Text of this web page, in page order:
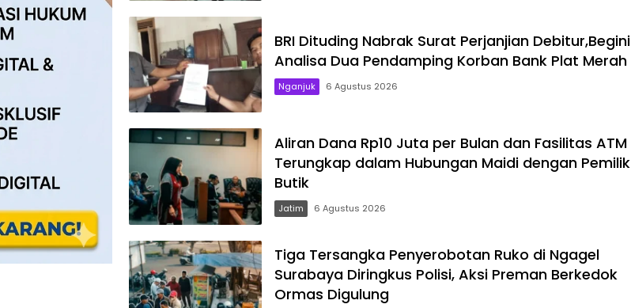
BRI Dituding Nabrak Surat Perjanjian Debitur,Begini
Analisa Dua Pendamping Korban Bank Plat Merah
Nganjuk 6 Agustus 2026
Aliran Dana Rp10 Juta per Bulan dan Fasilitas ATM
Terungkap dalam Hubungan Maidi dengan Pemilik
Butik
Jatim 6 Agustus 2026
Tiga Tersangka Penyerobotan Ruko di Ngagel
Surabaya Diringkus Polisi, Aksi Preman Berkedok
Ormas Digulung